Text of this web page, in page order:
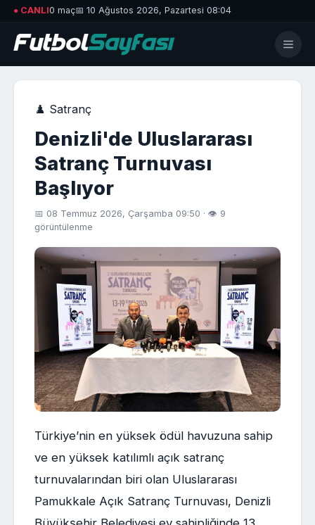
● CANLI0 maç📅 10 Ağustos 2026, Pazartesi 08:04
♟️ Satranç
Denizli'de Uluslararası
Satranç Turnuvası
Başlıyor
📅 08 Temmuz 2026, Çarşamba 09:50 · 👁 9
görüntülenme
Türkiye’nin en yüksek ödül havuzuna sahip
ve en yüksek katılımlı açık satranç
turnuvalarından biri olan Uluslararası
Pamukkale Açık Satranç Turnuvası, Denizli